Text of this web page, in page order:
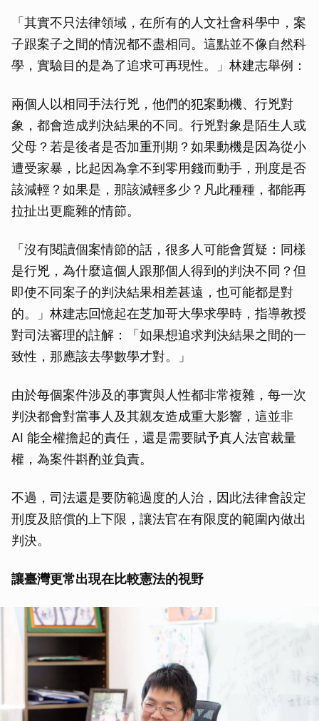
「其實不只法律領域，在所有的人文社會科學中，案
子跟案子之間的情況都不盡相同。這點並不像自然科
學，實驗目的是為了追求可再現性。」林建志舉例：
兩個人以相同手法行兇，他們的犯案動機、行兇對
象，都會造成判決結果的不同。行兇對象是陌生人或
父母？若是後者是否加重刑期？如果動機是因為從小
遭受家暴，比起因為拿不到零用錢而動手，刑度是否
該減輕？如果是，那該減輕多少？凡此種種，都能再
拉扯出更龐雜的情節。
「沒有閱讀個案情節的話，很多人可能會質疑：同樣
是行兇，為什麼這個人跟那個人得到的判決不同？但
即使不同案子的判決結果相差甚遠，也可能都是對
的。」林建志回憶起在芝加哥大學求學時，指導教授
對司法審理的註解：「如果想追求判決結果之間的一
致性，那應該去學數學才對。」
由於每個案件涉及的事實與人性都非常複雜，每一次
判決都會對當事人及其親友造成重大影響，這並非
AI 能全權擔起的責任，還是需要賦予真人法官裁量
權，為案件斟酌並負責。
不過，司法還是要防範過度的人治，因此法律會設定
刑度及賠償的上下限，讓法官在有限度的範圍內做出
判決。
讓臺灣更常出現在比較憲法的視野